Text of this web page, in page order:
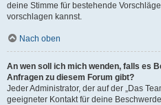
deine Stimme für bestehende
vorschlagen kannst.
Nach oben
An wen soll ich mich wenden, falls es
Anfragen zu diesem Forum gibt?
Jeder Administrator, der auf der „Das
geeigneter Kontakt für deine